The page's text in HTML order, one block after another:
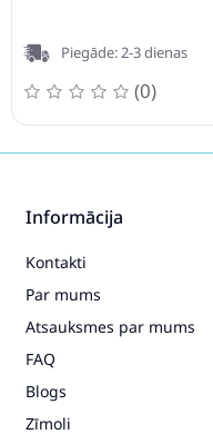
Piegāde: 2-3 dienas
(0)
Informācija
Kontakti
Par mums
Atsauksmes par mums
FAQ
Blogs
Zīmoli